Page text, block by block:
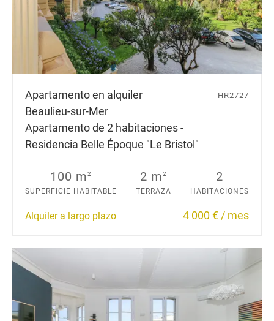
Apartamento en alquiler
Beaulieu-sur-Mer
Apartamento de 2 habitaciones -
Residencia Belle Époque "Le Bristol"
HR2727
100 m2
SUPERFICIE HABITABLE
2 m2
TERRAZA
2
HABITACIONES
Alquiler a largo plazo 4 000 € / mes